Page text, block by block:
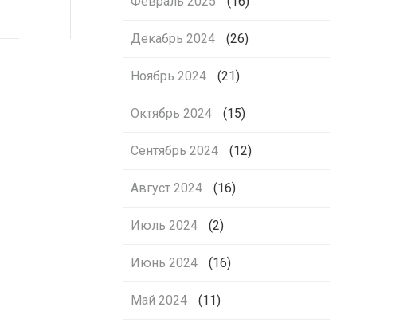
Декабрь 2024 (26)
Ноябрь 2024 (21)
Октябрь 2024 (15)
Сентябрь 2024 (12)
Август 2024 (16)
Июль 2024 (2)
Июнь 2024 (16)
Май 2024 (11)